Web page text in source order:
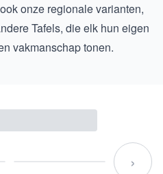
onze regionale varianten,
Tafels, die elk hun eigen
vakmanschap tonen.
›